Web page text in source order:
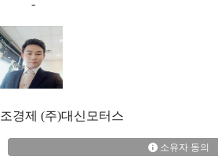
-
조경제 (주)대신모터스
소유자 동의